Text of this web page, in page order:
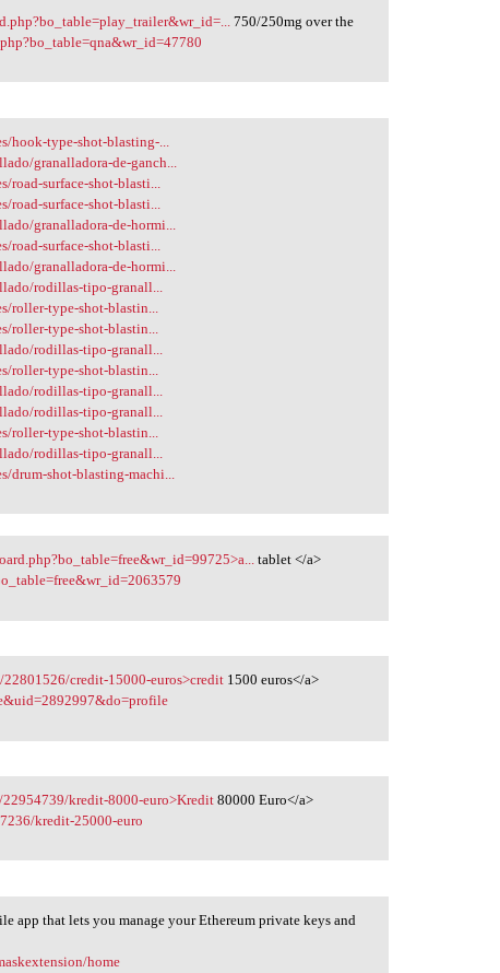
750/250mg over the
hook-type-shot-blasting-...
granalladora-de-ganch...
surface-shot-blasti...
surface-shot-blasti...
granalladora-de-hormi...
surface-shot-blasti...
granalladora-de-hormi...
rodillas-tipo-granall...
roller-type-shot-blastin...
roller-type-shot-blastin...
rodillas-tipo-granall...
roller-type-shot-blastin...
rodillas-tipo-granall...
rodillas-tipo-granall...
roller-type-shot-blastin...
rodillas-tipo-granall...
drum-shot-blasting-machi...
tablet </a>
credit-15000-euros>credit 1500 euros</a>
kredit-8000-euro>Kredit 80000 Euro</a>
kredit-25000-euro
app that lets you manage your Ethereum private keys and
home